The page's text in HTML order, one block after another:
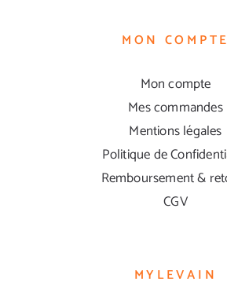
MON COMPTE
Mon compte
Mes commandes
Mentions légales
Politique de
Remboursement &
CGV
MYLEVAIN